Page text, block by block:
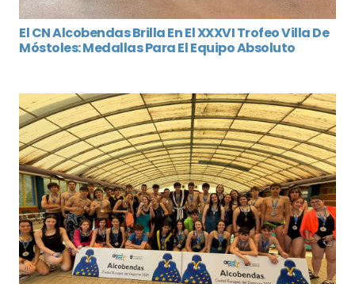
El CN Alcobendas Brilla En El XXXVI Trofeo Villa De
Móstoles: Medallas Para El Equipo Absoluto